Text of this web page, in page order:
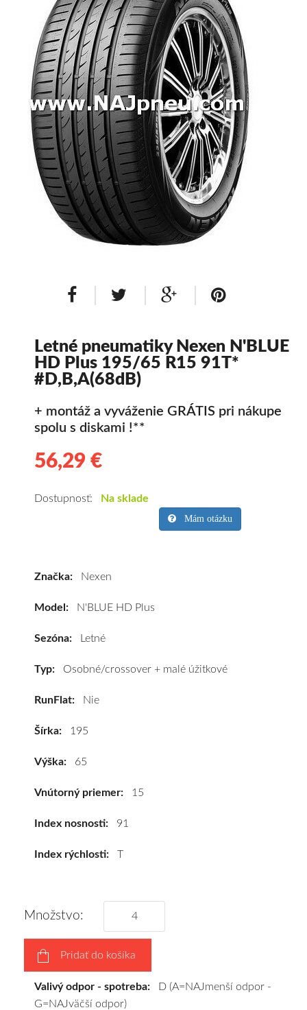
Dodávkové + malé úžitkové
Celoročné pneumatiky
Osobné/crossover + malé úžitkové
SUV/crossover + OFFRoad-ové
Dodávkové + malé úžitkové
Disky
Hliníkové / ALU disky / Elektróny
Puklice na kolesá Kontakt Blog
Letné pneumatiky Nexen N'BLUE
HD Plus 195/65 R15 91T*
#D,B,A(68dB)
+ montáž a vyváženie GRÁTIS pri nákupe
spolu s diskami !**
56,29 €
pneumatiky
N'BLUE
195/65
91T*
vám
obujeme
výberu
a
pošleme
zadarmo.
Dostupnosť: Na sklade
Mám otázku
Značka: Nexen
Model: N'BLUE HD Plus
Sezóna: Letné
Typ: Osobné/crossover + malé úžitkové
RunFlat: Nie
Šírka: 195
Výška: 65
Vnútorný priemer: 15
Index nosnosti: 91
Index rýchlosti: T
Množstvo:
Pridať do košíka
Valivý odpor - spotreba: D (A=NAJmenší odpor -
G=NAJväčší odpor)